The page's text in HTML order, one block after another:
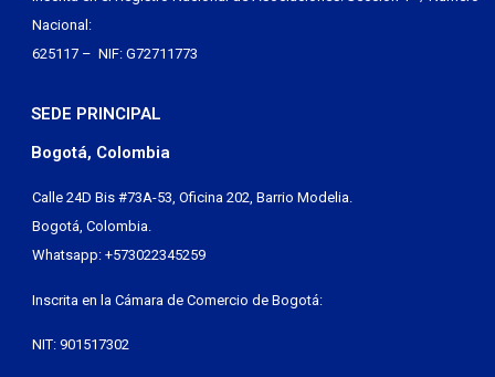
Nacional:
625117 – NIF: G72711773
SEDE PRINCIPAL
Bogotá, Colombia
Calle 24D Bis #73A-53, Oficina 202, Barrio Modelia.
Bogotá, Colombia.
Whatsapp: +573022345259
Inscrita en la Cámara de Comercio de Bogotá:
NIT: 901517302